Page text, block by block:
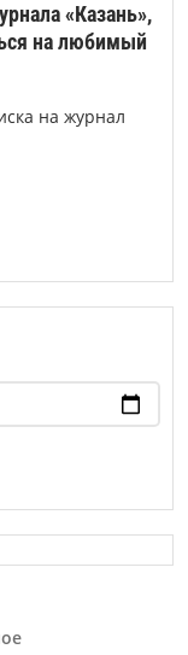
«Казань»,
на любимый
на журнал